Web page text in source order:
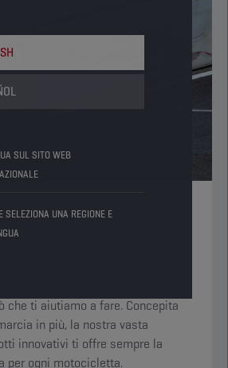
SUL SITO WEB
SELEZIONA UNA REGIONE E
che ti aiutiamo a fare. Concepita
in più, la nostra vasta
innovativi ti offre sempre la
per ogni motocicletta.